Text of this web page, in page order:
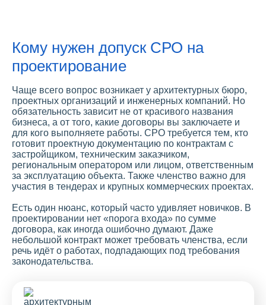
Кому нужен допуск СРО на
проектирование
Чаще всего вопрос возникает у архитектурных бюро,
проектных организаций и инженерных компаний. Но
обязательность зависит не от красивого названия
бизнеса, а от того, какие договоры вы заключаете и
для кого выполняете работы. СРО требуется тем, кто
готовит проектную документацию по контрактам с
застройщиком, техническим заказчиком,
региональным оператором или лицом, ответственным
за эксплуатацию объекта. Также членство важно для
участия в тендерах и крупных коммерческих проектах.
Есть один нюанс, который часто удивляет новичков. В
проектировании нет «порога входа» по сумме
договора, как иногда ошибочно думают. Даже
небольшой контракт может требовать членства, если
речь идёт о работах, подпадающих под требования
законодательства.